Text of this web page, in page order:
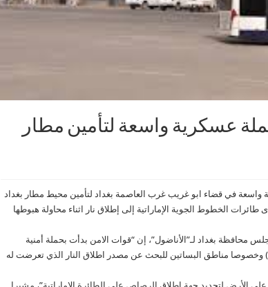
عسكرية واسعة لتأمين مطار
واسعة في قضاء ابو غريب غرب العاصمة بغداد لتأمين محيط مطار بغداد
تعرض إحدى طائرات الخطوط الجوية الإماراتية إلى إطلاق نار اثناء محاولة هبوطها
محافظة بغداد لـ”الأناضول”، إن “قوات الامن بدأت بحملة أمنية
وخصوصا مناطق البساتين للبحث عن مصدر اطلاق النار الذي تعرضت له